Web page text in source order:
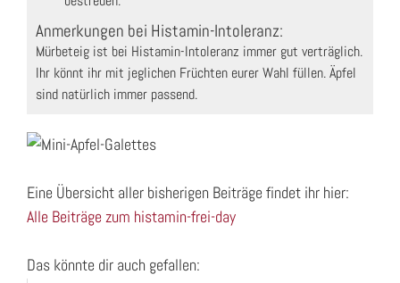
Anmerkungen bei Histamin-Intoleranz:
Mürbeteig ist bei Histamin-Intoleranz immer gut verträglich.
Ihr könnt ihr mit jeglichen Früchten eurer Wahl füllen. Äpfel
sind natürlich immer passend.
Eine Übersicht aller bisherigen Beiträge findet ihr hier:
Alle Beiträge zum histamin-frei-day
Das könnte dir auch gefallen: